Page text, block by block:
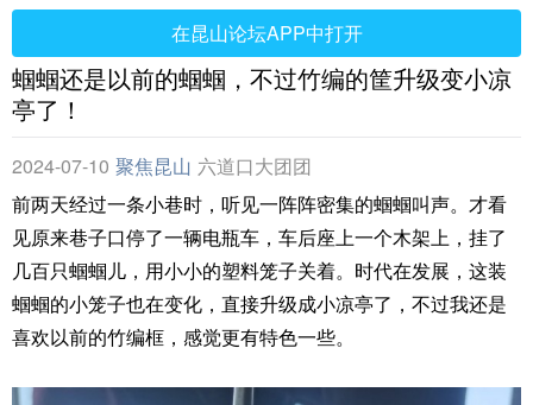
在昆山论坛APP中打开
蝈蝈还是以前的蝈蝈，不过竹编的筐升级变小凉
亭了！
2024-07-10 聚焦昆山 六道口大团团
前两天经过一条小巷时，听见一阵阵密集的蝈蝈叫声。才看
见原来巷子口停了一辆电瓶车，车后座上一个木架上，挂了
几百只蝈蝈儿，用小小的塑料笼子关着。时代在发展，这装
蝈蝈的小笼子也在变化，直接升级成小凉亭了，不过我还是
喜欢以前的竹编框，感觉更有特色一些。